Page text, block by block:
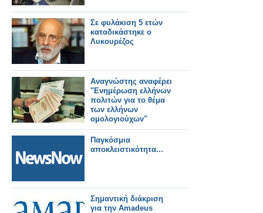
Σε φυλάκιση 5 ετών
καταδικάστηκε ο
Λυκουρέζος
Αναγνώστης αναφέρει
"Ενημέρωση ελλήνων
πολιτών για το θέμα
των ελλήνων
ομολογιούχων"
Παγκόσμια
αποκλειστικότητα‏...
Σημαντική διάκριση
για την Amadeus